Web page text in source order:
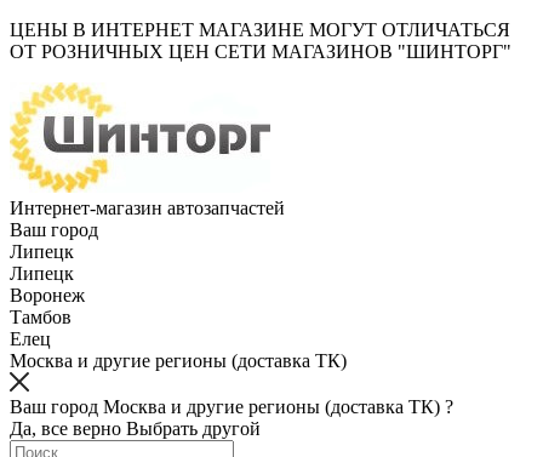
ЦЕНЫ В ИНТЕРНЕТ МАГАЗИНЕ МОГУТ ОТЛИЧАТЬСЯ
ОТ РОЗНИЧНЫХ ЦЕН СЕТИ МАГАЗИНОВ "ШИНТОРГ"
Интернет-магазин автозапчастей
Ваш город
Липецк
Липецк
Воронеж
Тамбов
Елец
Москва и другие регионы (доставка ТК)
Ваш город Москва и другие регионы (доставка ТК) ?
Да, все верно Выбрать другой